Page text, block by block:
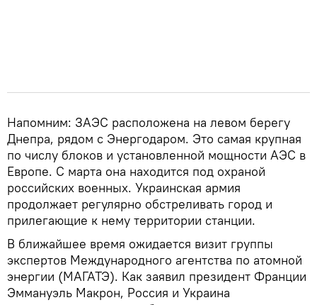
Напомним: ЗАЭС расположена на левом берегу
Днепра, рядом с Энергодаром. Это самая крупная
по числу блоков и установленной мощности АЭС в
Европе. С марта она находится под охраной
российских военных. Украинская армия
продолжает регулярно обстреливать город и
прилегающие к нему территории станции.
В ближайшее время ожидается визит группы
экспертов Международного агентства по атомной
энергии (МАГАТЭ). Как заявил президент Франции
Эммануэль Макрон, Россия и Украина